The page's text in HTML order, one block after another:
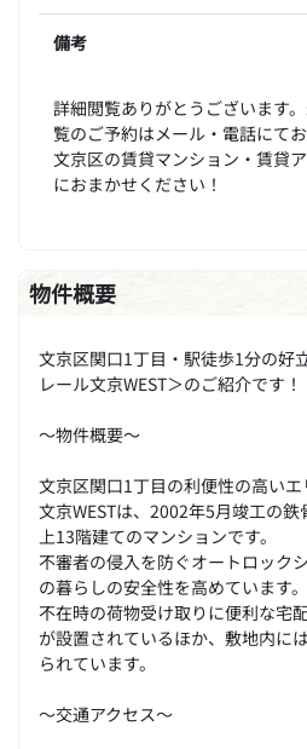
備考
詳細閲覧ありがとうございます
覧のご予約はメール・電話にて
文京区の賃貸マンション・賃貸
におまかせください！
物件概要
文京区関口1丁目・駅徒歩1分の好
レール文京WEST＞のご紹介です！
～物件概要～
文京区関口1丁目の利便性の高い
文京WESTは、2002年5月竣工の
上13階建てのマンションです。
不審者の侵入を防ぐオートロック
の暮らしの安全性を高めています。
不在時の荷物受け取りに便利な宅
が設置されているほか、敷地内に
られています。
～交通アクセス～